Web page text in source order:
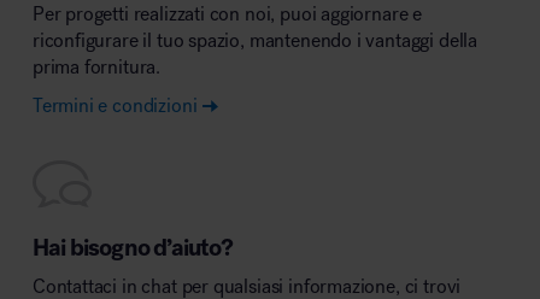
Per progetti realizzati con noi, puoi aggiornare e
riconfigurare il tuo spazio, mantenendo i vantaggi della
prima fornitura.
Termini e condizioni
Hai bisogno d’aiuto?
Contattaci in chat per qualsiasi informazione, ci trovi